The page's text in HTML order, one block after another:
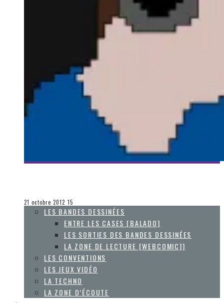
21 octobre 2012 15
LES BANDES DESSINÉES
ENTRE LES CASES [BALADO]
LES SORTIES DES BANDES DESSINÉES
LA ZONE DE LECTURE [WEBCOMIC]]
LES CONVENTIONS
LES JEUX VIDÉO
LA TECHNO
LA ZONE D’ÉCOUTE